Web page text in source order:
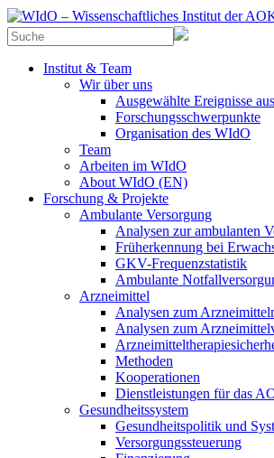
Institut & Team
Wir über uns
Ausgewählte Ereignisse
Forschungsschwerpunkte
Organisation des WIdO
Team
Arbeiten im WIdO
About WIdO (EN)
Forschung & Projekte
Ambulante Versorgung
Analysen zur ambulanten
Früherkennung bei
GKV-Frequenzstatistik
Ambulante
Arzneimittel
Analysen zum
Analysen zum
Methoden
Kooperationen
Dienstleistungen für das
Gesundheitssystem
Gesundheitspolitik und
Versorgungssteuerung